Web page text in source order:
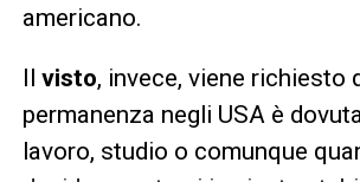
americano.
Il visto, invece, viene richiesto
permanenza negli USA è
lavoro, studio o comunque